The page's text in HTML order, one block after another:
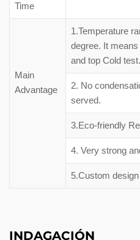
Time
Main
Advantage
1.Temperature
degree. It
and top Cold test.
2. No
served.
3.Eco-friendly
4. Very strong
5.Custom
INDAGACIÓN